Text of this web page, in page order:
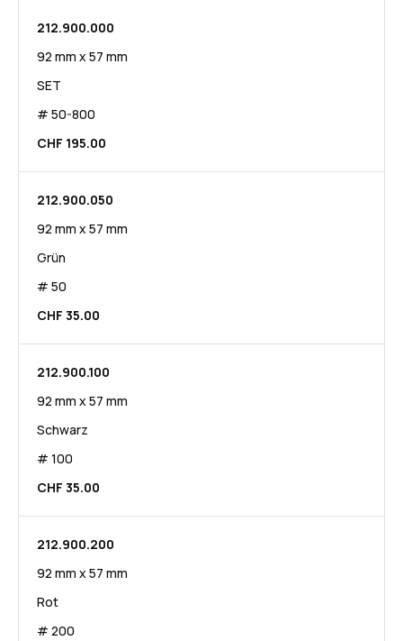
212.900.000
92 mm x 57 mm
SET
# 50-800
CHF 195.00
212.900.050
92 mm x 57 mm
Grün
# 50
CHF 35.00
212.900.100
92 mm x 57 mm
Schwarz
# 100
CHF 35.00
212.900.200
92 mm x 57 mm
Rot
# 200